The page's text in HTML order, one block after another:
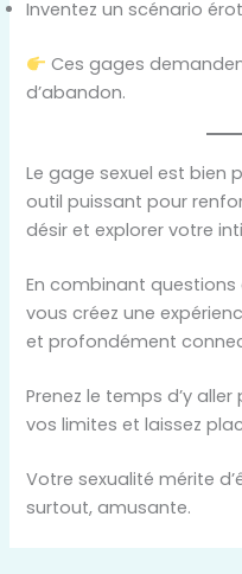
Inventez un scénario
Ces gages
d’abandon.
Le gage sexuel est bien
outil puissant pour
désir et explorer votre
En combinant
vous créez une
et profondément
Prenez le temps d’y
vos limites et laissez
Votre sexualité mérite
surtout, amusante.